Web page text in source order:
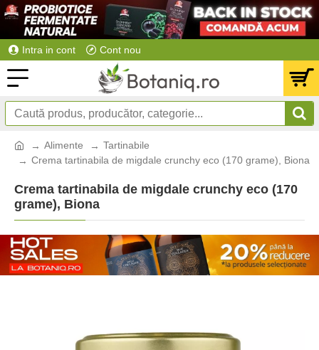
Intra in cont Cont nou
Alimente
Tartinabile
Crema tartinabila de migdale crunchy eco (170 grame), Biona
Crema tartinabila de migdale crunchy eco (170
grame), Biona